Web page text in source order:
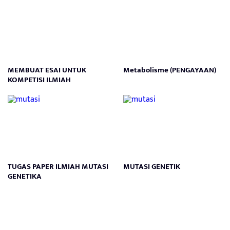
MEMBUAT ESAI UNTUK
KOMPETISI ILMIAH
Metabolisme (PENGAYAAN)
TUGAS PAPER ILMIAH MUTASI
GENETIKA
MUTASI GENETIK